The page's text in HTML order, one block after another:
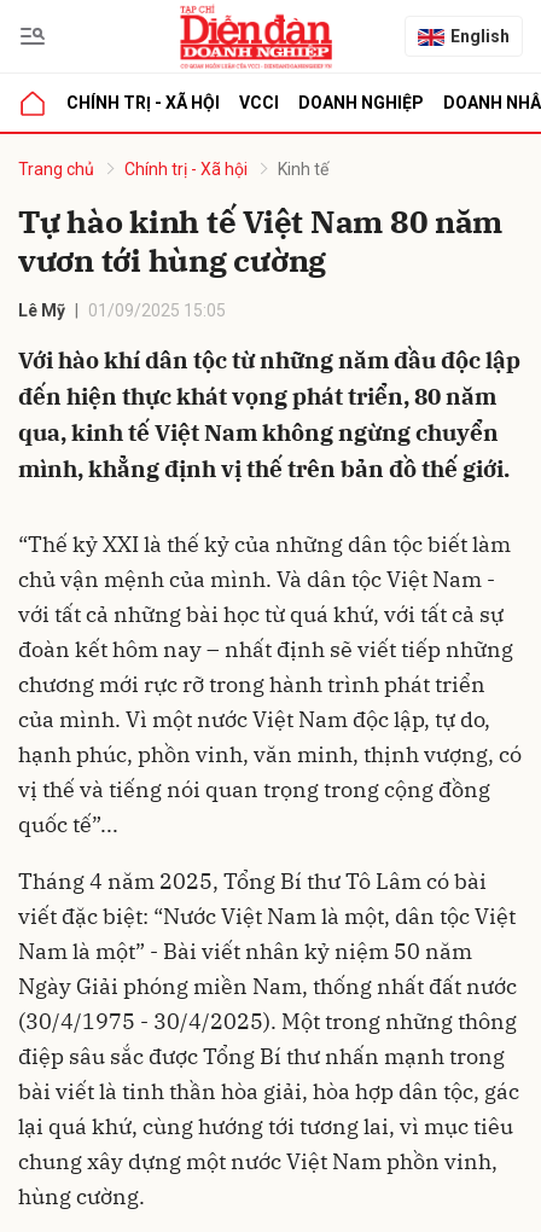
English
CHÍNH TRỊ - XÃ HỘI VCCI DOANH NGHIỆP DOANH
Trang chủ Chính trị - Xã hội Kinh tế
Tự hào kinh tế Việt Nam 80 năm
vươn tới hùng cường
Lê Mỹ 01/09/2025 15:05
Với hào khí dân tộc từ những năm đầu độc lập
đến hiện thực khát vọng phát triển, 80 năm
qua, kinh tế Việt Nam không ngừng chuyển
mình, khẳng định vị thế trên bản đồ thế giới.
“Thế kỷ XXI là thế kỷ của những dân tộc biết làm
chủ vận mệnh của mình. Và dân tộc Việt Nam -
với tất cả những bài học từ quá khứ, với tất cả sự
đoàn kết hôm nay – nhất định sẽ viết tiếp những
chương mới rực rỡ trong hành trình phát triển
của mình. Vì một nước Việt Nam độc lập, tự do,
hạnh phúc, phồn vinh, văn minh, thịnh vượng, có
vị thế và tiếng nói quan trọng trong cộng đồng
quốc tế”...
Tháng 4 năm 2025, Tổng Bí thư Tô Lâm có bài
viết đặc biệt: “Nước Việt Nam là một, dân tộc Việt
Nam là một” - Bài viết nhân kỷ niệm 50 năm
Ngày Giải phóng miền Nam, thống nhất đất nước
(30/4/1975 - 30/4/2025). Một trong những thông
điệp sâu sắc được Tổng Bí thư nhấn mạnh trong
bài viết là tinh thần hòa giải, hòa hợp dân tộc, gác
lại quá khứ, cùng hướng tới tương lai, vì mục tiêu
chung xây dựng một nước Việt Nam phồn vinh,
hùng cường.
luận
Hủy